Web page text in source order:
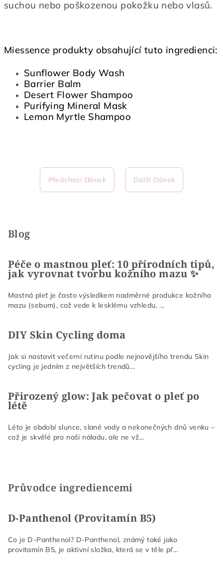
suchou nebo poškozenou pokožku nebo vlasů.
Miessence produkty obsahující tuto ingredienci:
Sunflower Body Wash
Barrier Balm
Desert Flower Shampoo
Purifying Mineral Mask
Lemon Myrtle Shampoo
Předchozí článek Další článek
Blog
Péče o mastnou pleť: 10 přírodních tipů,
jak vyrovnat tvorbu kožního mazu ✨
Mastná pleť je často výsledkem nadměrné produkce kožního
mazu (sebum), což vede k lesklému vzhledu, ...
DIY Skin Cycling doma
Jak si nastavit večerní rutinu podle nejnovějšího trendu Skin
cycling je jedním z největších trendů...
Přirozený glow: Jak pečovat o pleť po
létě
Léto je období slunce, slané vody a nekonečných dnů venku –
což je skvělé pro naši náladu, ale ne vž...
Průvodce ingrediencemi
D-Panthenol (Provitamín B5)
Co je D-Panthenol? D-Panthenol, známý také jako
provitamín B5, je aktivní složka, která se v těle př...